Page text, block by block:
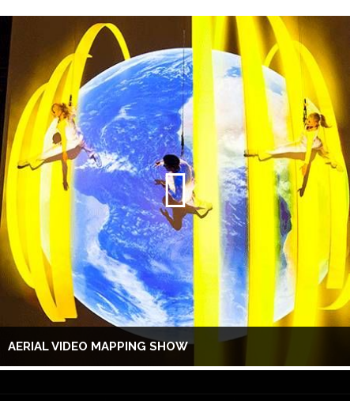
AERIAL VIDEO MAPPING SHOW